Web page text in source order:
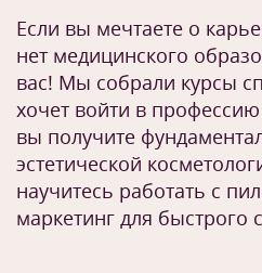
Если вы мечтаете о
нет медицинского
вас! Мы собрали курсы
хочет войти в
вы получите
эстетической
научитесь работать с
маркетинг для быстрого